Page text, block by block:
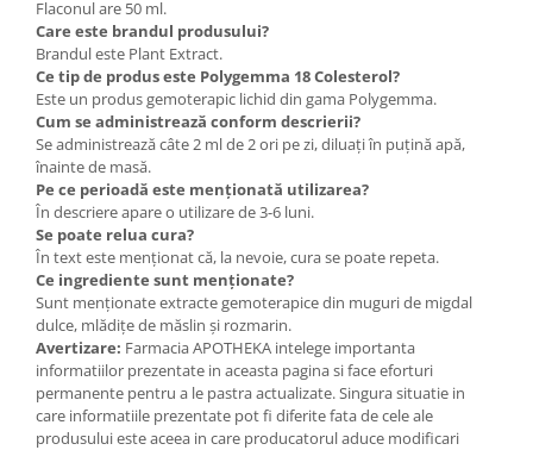
Flaconul are 50 ml.
Care este brandul produsului?
Brandul este Plant Extract.
Ce tip de produs este Polygemma 18 Colesterol?
Este un produs gemoterapic lichid din gama Polygemma.
Cum se administrează conform descrierii?
Se administrează câte 2 ml de 2 ori pe zi, diluați în puțină apă,
înainte de masă.
Pe ce perioadă este menționată utilizarea?
În descriere apare o utilizare de 3-6 luni.
Se poate relua cura?
În text este menționat că, la nevoie, cura se poate repeta.
Ce ingrediente sunt menționate?
Sunt menționate extracte gemoterapice din muguri de migdal
dulce, mlădițe de măslin și rozmarin.
Avertizare: Farmacia APOTHEKA intelege importanta
informatiilor prezentate in aceasta pagina si face eforturi
permanente pentru a le pastra actualizate. Singura situatie in
care informatiile prezentate pot fi diferite fata de cele ale
produsului este aceea in care producatorul aduce modificari